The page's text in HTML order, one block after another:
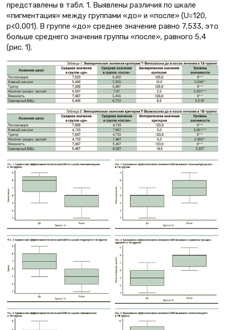
представлены в табл. 1. Выявлены различия по шкале
«пигментация» между группами «до» и «после» (U=120,
p<0,001). В группе «до» среднее значение равно 7,533, это
больше среднего значения группы «после», равного 5,4
(рис. 1).